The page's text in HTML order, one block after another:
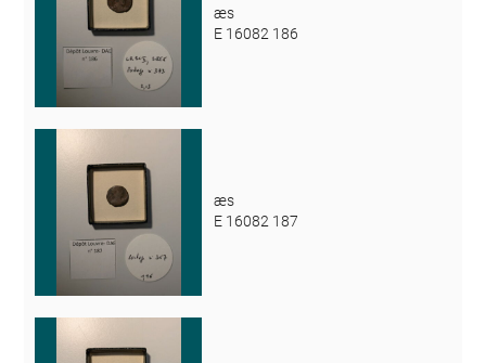
æs
E 16082 186
æs
E 16082 187